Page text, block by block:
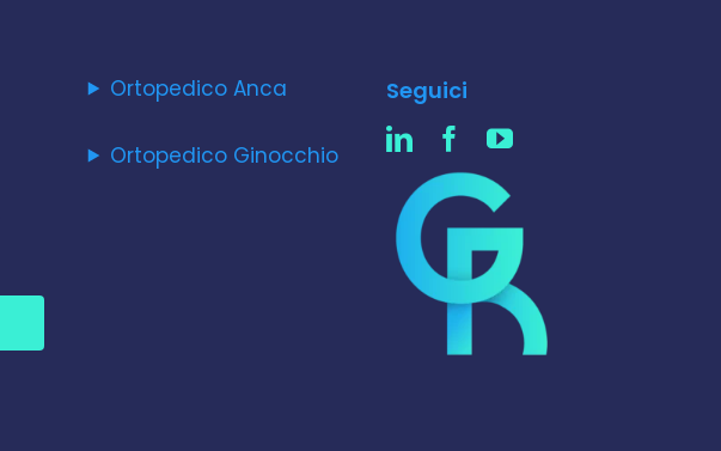
Ortopedico Anca
Ortopedico Ginocchio
Seguici